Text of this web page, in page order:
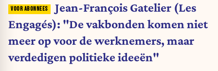
werknemers, maar verdedigen politieke
ideeën"
Jean-François Gatelier (Les
Engagés): "De vakbonden komen niet
meer op voor de werknemers, maar
verdedigen politieke ideeën"